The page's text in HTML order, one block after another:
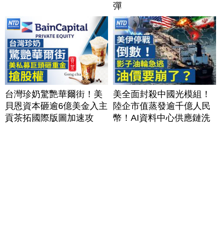
彈
台灣珍奶驚艷華爾街！美
貝恩資本砸逾6億美金入主
貢茶拓國際版圖加速攻
美全面封殺中國光模組！
陸企市值蒸發逾千億人民
幣！AI資料中心供應鏈洗